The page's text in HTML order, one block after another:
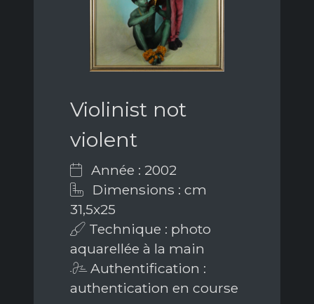
Violinist not
violent
Année : 2002
Dimensions : cm
31,5x25
Technique : photo
aquarellée à la main
Authentification :
authentication en course